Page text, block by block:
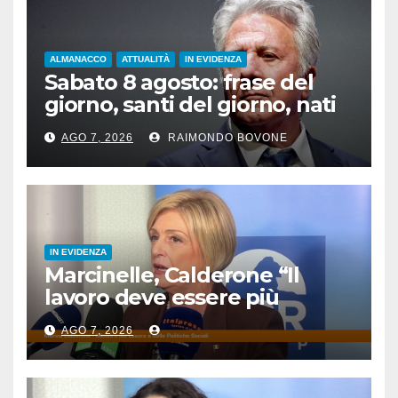
ALMANACCO ATTUALITÀ IN EVIDENZA
Sabato 8 agosto: frase del
giorno, santi del giorno, nati
famosi, accadde oggi
AGO 7, 2026 RAIMONDO BOVONE
IN EVIDENZA
Marcinelle, Calderone “Il
lavoro deve essere più
sicuro”
AGO 7, 2026